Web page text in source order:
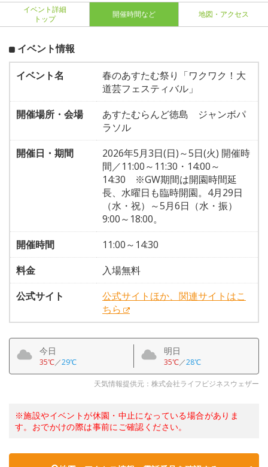
イベント詳細
トップ
開催時間など 地図・アクセス
イベント情報
イベント名
春のあすたむ祭り「ワクワク！大
道芸フェスティバル」
開催場所・会場
あすたむらんど徳島 ジャンボパ
ラソル
開催日・期間
2026年5月3日(日)～5日(火) 開催時
間／11:00～11:30・14:00～
14:30 ※GW期間は開園時間延
長、水曜日も臨時開園。4月29日
（水・祝）～5月6日（水・振）
9:00～18:00。
開催時間
11:00～14:30
料金
入場無料
公式サイト
公式サイトほか、関連サイトはこ
ちら
今日
35℃／29℃
明日
35℃／28℃
天気情報提供元：株式会社ライフビジネスウェザー
※施設やイベントが休園・中止になっている場合がありま
す。おでかけの際は事前にご確認ください。